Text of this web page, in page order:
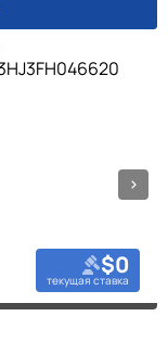
$0
текущая ставка